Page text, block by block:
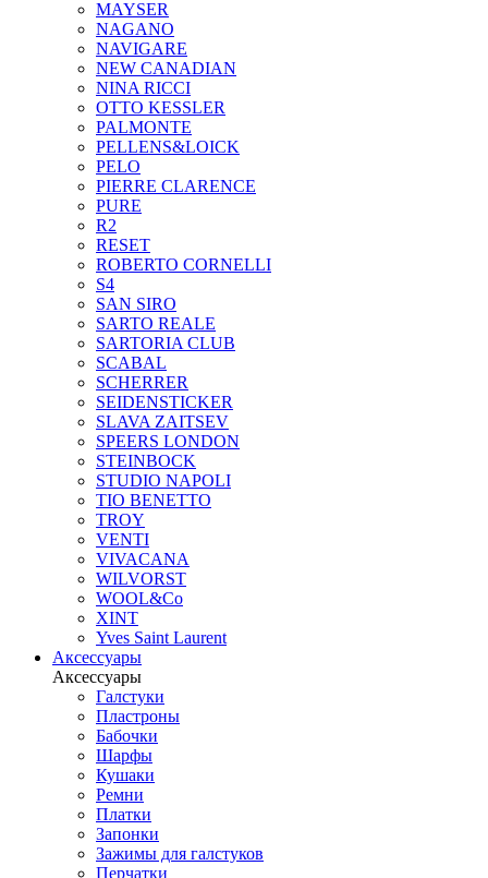
MAYSER
NAGANO
NAVIGARE
NEW CANADIAN
NINA RICCI
OTTO KESSLER
PALMONTE
PELLENS&LOICK
PELO
PIERRE CLARENCE
PURE
R2
RESET
ROBERTO CORNELLI
S4
SAN SIRO
SARTO REALE
SARTORIA CLUB
SCABAL
SCHERRER
SEIDENSTICKER
SLAVA ZAITSEV
SPEERS LONDON
STEINBOCK
STUDIO NAPOLI
TIO BENETTO
TROY
VENTI
VIVACANA
WILVORST
WOOL&Co
XINT
Yves Saint Laurent
Аксессуары
Аксессуары
Галстуки
Пластроны
Бабочки
Шарфы
Кушаки
Ремни
Платки
Запонки
Зажимы для галстуков
Перчатки